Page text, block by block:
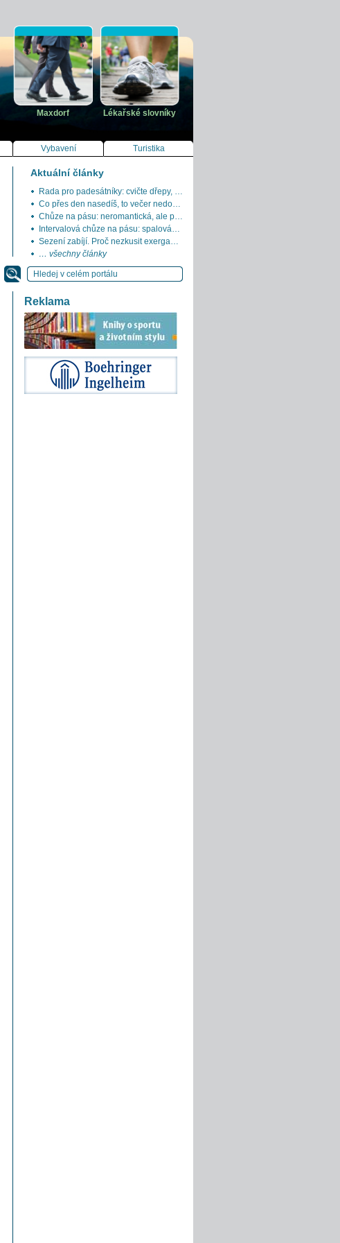
Maxdorf Lékařské slovníky
Aktuální články
Rada pro padesátníky: cvičte dřepy, dokud můžete
Co přes den nasedíš, to večer nedochodíš
Chůze na pásu: neromantická, ale praktická alternativa
Intervalová chůze na pásu: spalování tuků bez běhu
Sezení zabíjí. Proč nezkusit exergaming?
… všechny články
Reklama
Vybavení Turistika